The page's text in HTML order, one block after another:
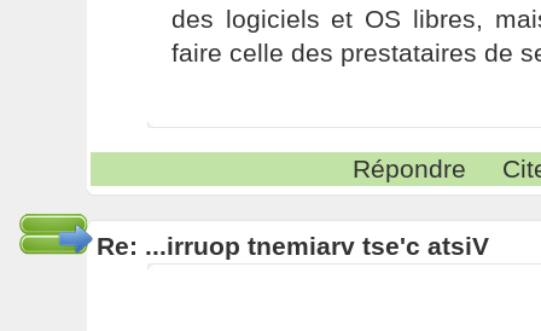
des logiciels et OS libres,
faire celle des prestataires de
Répondre
Re: ...irruop tnemiarv tse'c atsiV